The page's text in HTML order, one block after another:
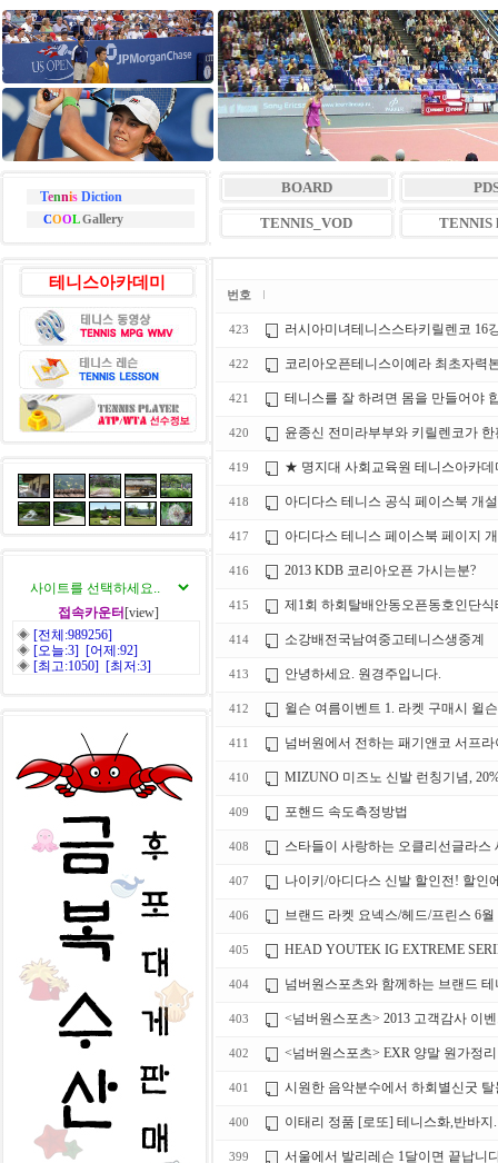
TennisDiction
COOLGallery
BOARD
TENNIS_VOD TENNIS
테니스아카데미
접속카운터 [view]
◈ [전체:989256]
◈ [오늘:3] [어제:92]
◈ [최고:1050] [최저:3]
번호
423 러시아미녀테니스스타키릴렌코 16
422 코리아오픈테니스이예라 최초자력
421 테니스를 잘 하려면 몸을 만들어야
420 윤종신 전미라부부와 키릴렌코가
419 ★ 명지대 사회교육원 테니스아카
418 아디다스 테니스 공식 페이스북 개
417 아디다스 테니스 페이스북 페이지
416 2013 KDB 코리아오픈 가시는분?
415 제1회 하회탈배안동오픈동호인단
414 소강배전국남여중고테니스생중계
413 안녕하세요. 원경주입니다.
412 윌슨 여름이벤트 1. 라켓 구매시 윌
411 넘버원에서 전하는 패기앤코 서프
410 MIZUNO 미즈노 신발 런칭기념,
409 포핸드 속도측정방법
408 스타들이 사랑하는 오클리선글라
407 나이키/아디다스 신발 할인전! 할인
406 브랜드 라켓 요넥스/헤드/프린스 6
405 HEAD YOUTEK IG EXTREME
404 넘버원스포츠와 함께하는 브랜드
403 <넘버원스포츠> 2013 고객감사 이
402 <넘버원스포츠> EXR 양말 원가정
401 시원한 음악분수에서 하회별신굿
400 이태리 정품 [로또] 테니스화,반바
399 서울에서 발리레슨 1달이면 끝납니